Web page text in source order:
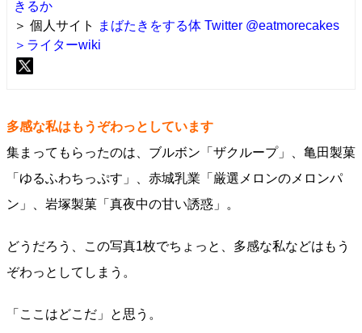
きるか
＞ 個人サイト
まばたきをする体 Twitter @eatmorecakes
＞ライターwiki
多感な私はもうぞわっとしています
集まってもらったのは、ブルボン「ザクループ」、亀田製菓
「ゆるふわちっぷす」、赤城乳業「厳選メロンのメロンパ
ン」、岩塚製菓「真夜中の甘い誘惑」。
どうだろう、この写真1枚でちょっと、多感な私などはもう
ぞわっとしてしまう。
「ここはどこだ」と思う。